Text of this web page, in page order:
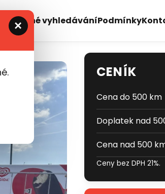
×
Podrobné vyhledáváníPodmínky
CENÍK
Cena do 500 km
Doplatek nad
Cena nad 500
Ceny bez DPH 21%.